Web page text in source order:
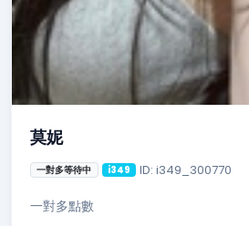
莫妮
一對多等待中 i349 ID: i349_300770
一對多點數